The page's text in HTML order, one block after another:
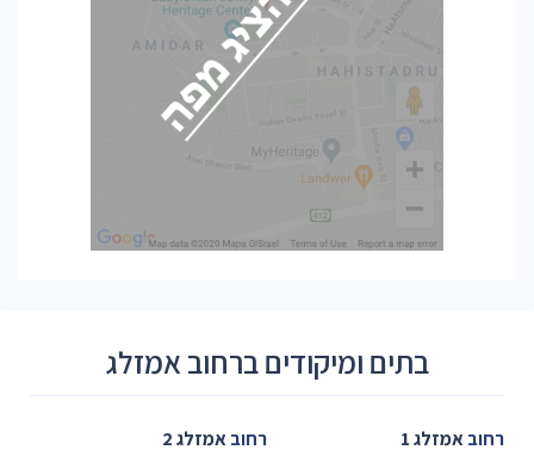
בתים ומיקודים ברחוב אמזלג
רחובאמזלג 1
רחובאמזלג 2